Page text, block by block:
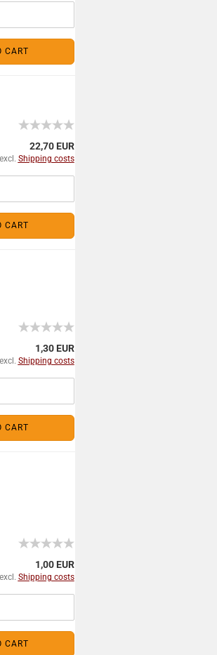
CART
22,70 EUR
Shipping costs
CART
1,30 EUR
Shipping costs
CART
1,00 EUR
Shipping costs
CART